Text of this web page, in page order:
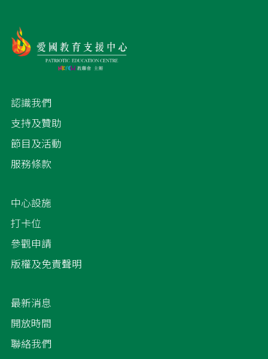
認識我們
支持及贊助
節目及活動
服務條款
中心設施
打卡位
參觀申請
版權及免責聲明
最新消息
開放時間
聯絡我們